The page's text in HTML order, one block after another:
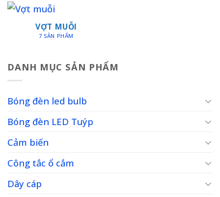
VỢT MUỖI
7 SẢN PHẨM
DANH MỤC SẢN PHẨM
Bóng đèn led bulb
Bóng đèn LED Tuýp
Cảm biến
Công tắc ổ cắm
Dây cáp